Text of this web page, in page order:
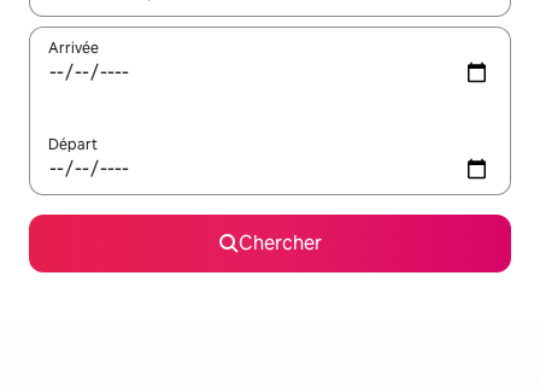
Arrivée
Départ
Chercher